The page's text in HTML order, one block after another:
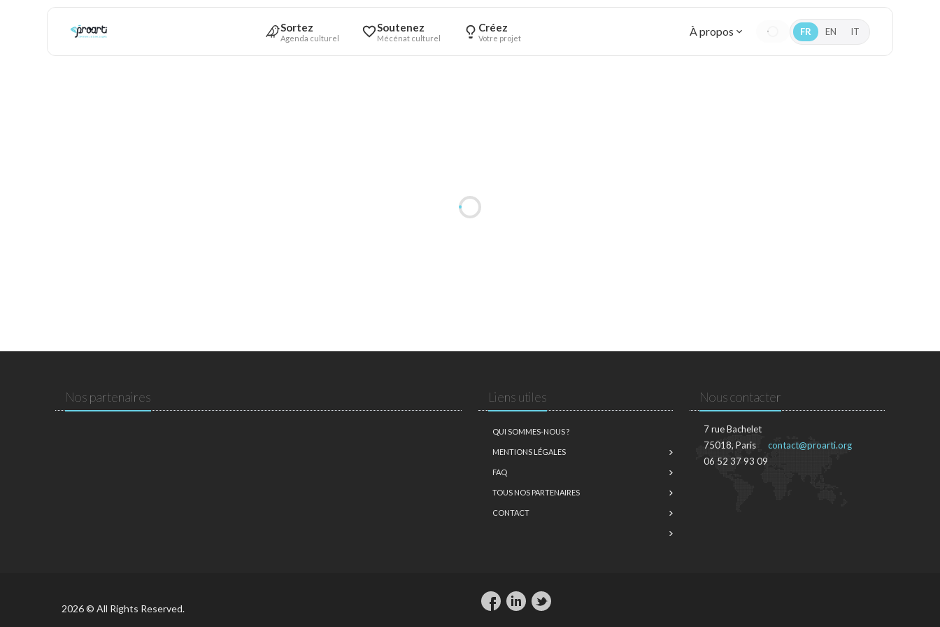
Sortez
Agenda culturel
Soutenez
Mécénat culturel
Créez
Votre projet À propos FR EN IT
Nos partenaires Liens utiles
QUI SOMMES-NOUS ?
MENTIONS LÉGALES
FAQ
TOUS NOS PARTENAIRES
CONTACT
Nous contacter
7 rue Bachelet
75018, Paris
06 52 37 93 09
contact@proarti.org
2026 © All Rights Reserved.